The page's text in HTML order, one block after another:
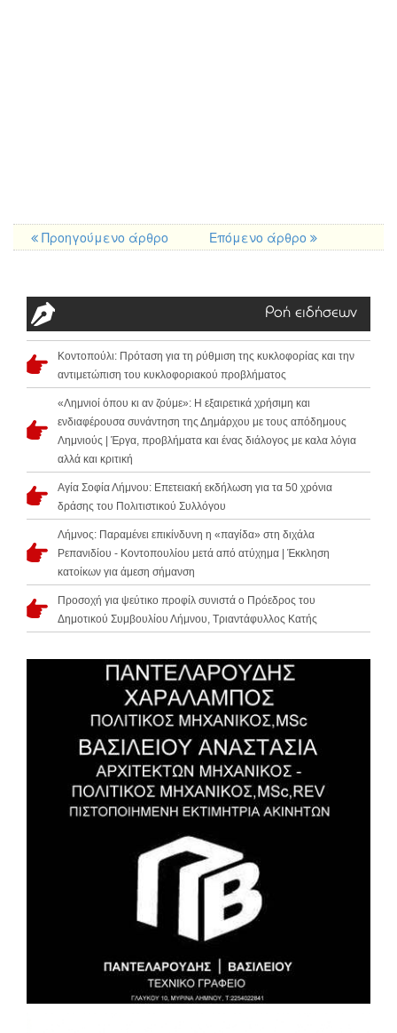
Προηγούμενο άρθρο Επόμενο άρθρο
Ροή ειδήσεων
Κοντοπούλι: Πρόταση για τη ρύθμιση της κυκλοφορίας και την
αντιμετώπιση του κυκλοφοριακού προβλήματος
«Λημνιοί όπου κι αν ζούμε»: Η εξαιρετικά χρήσιμη και
ενδιαφέρουσα συνάντηση της Δημάρχου με τους απόδημους
Λημνιούς | Έργα, προβλήματα και ένας διάλογος με καλα λόγια
αλλά και κριτική
Αγία Σοφία Λήμνου: Επετειακή εκδήλωση για τα 50 χρόνια
δράσης του Πολιτιστικού Συλλόγου
Λήμνος: Παραμένει επικίνδυνη η «παγίδα» στη διχάλα
Ρεπανιδίου - Κοντοπουλίου μετά από ατύχημα | Έκκληση
κατοίκων για άμεση σήμανση
Προσοχή για ψεύτικο προφίλ συνιστά ο Πρόεδρος του
Δημοτικού Συμβουλίου Λήμνου, Τριαντάφυλλος Κατής